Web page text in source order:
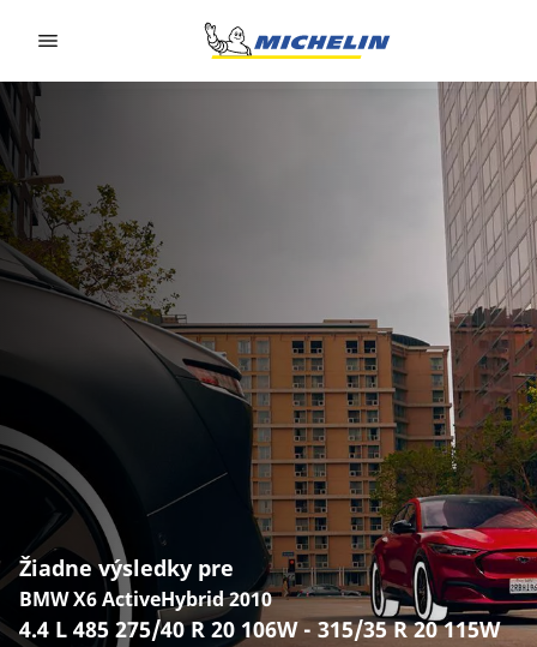
Žiadne výsledky pre
BMW X6 ActiveHybrid 2010
4.4 L 485 275/40 R 20 106W - 315/35 R 20 115W